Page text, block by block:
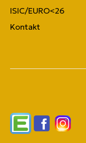
ISIC/EURO<26
Kontakt
EdupageFacebookInstagram